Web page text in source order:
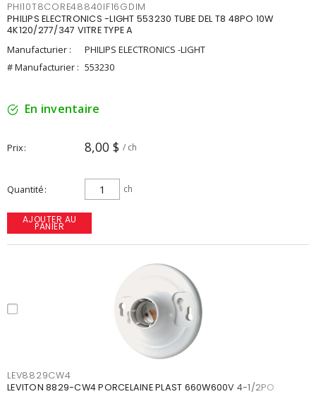
PHI10T8CORE48840IF16GDIM
PHILIPS ELECTRONICS -LIGHT 553230 TUBE DEL T8 48PO 10W
4K120/277/347 VITRE TYPE A
Manufacturier :
PHILIPS ELECTRONICS -LIGHT
# Manufacturier : 553230
En inventaire
Prix 8,00 $ / ch
Quantité ch
AJOUTER AU
PANIER
LEV8829CW4
LEVITON 8829-CW4 PORCELAINE PLAST 660W600V 4-1/2PO